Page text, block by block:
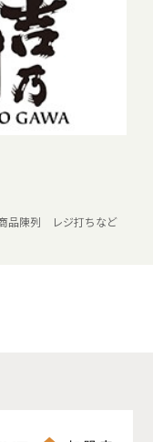
品陳列 レジ打ちなど